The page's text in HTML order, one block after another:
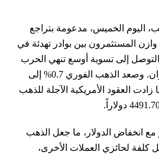
اليوم الخميس، مدعومة بتراجع
وازن المستثمرون بين بوادر تهدئة في
إلى تسوية أوسع تنهي الحرب
الأمريكية الإسرائيلية مع إيران. وصعد الذهب الفوري 0.7% إلى
فيما زادت العقود الأمريكية الآجلة للذهب
انخفاض الدولار، ما جعل الذهب
كلفة لحائزي العملات الأخرى،